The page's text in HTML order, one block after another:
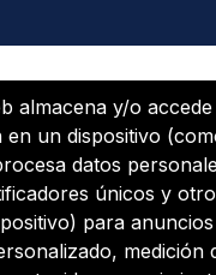
almacena y/o
en un dispositivo
datos
únicos y
para
medición